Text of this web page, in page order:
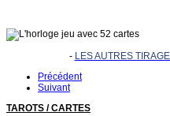
- LES AUTRES
Précédent
Suivant
TAROTS / CARTES